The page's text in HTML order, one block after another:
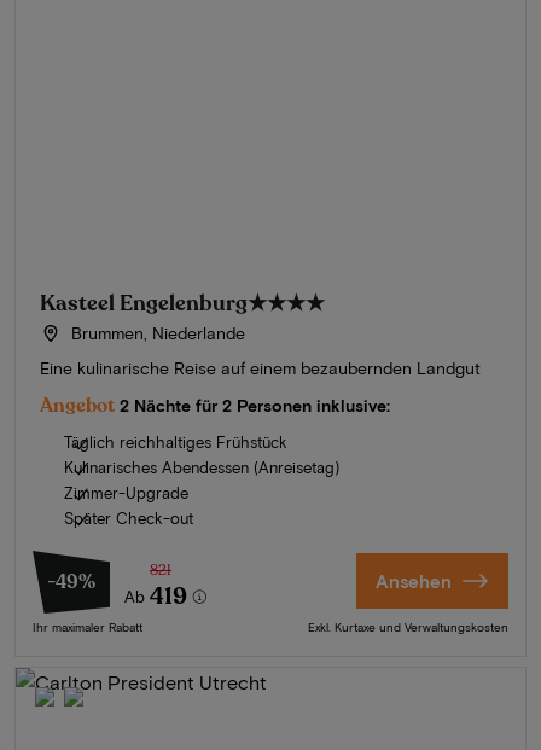
Kasteel Engelenburg★★★★
Brummen, Niederlande
Eine kulinarische Reise auf einem bezaubernden Landgut
Angebot 2 Nächte für 2 Personen inklusive:
Täglich reichhaltiges Frühstück
Kulinarisches Abendessen (Anreisetag)
Zimmer-Upgrade
Später Check-out
-49%
Ab
821
419
Ihr maximaler Rabatt
Ansehen
Exkl. Kurtaxe und Verwaltungskosten